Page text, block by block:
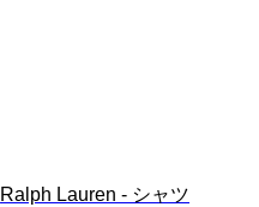
Ralph Lauren - シャツ